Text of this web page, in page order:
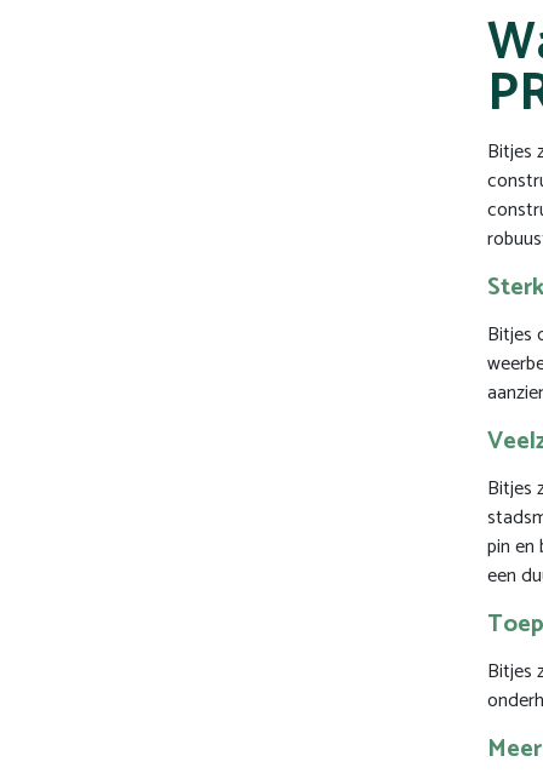
Bitjes
Bitjes
Bitjes
pin en
een
Bitjes